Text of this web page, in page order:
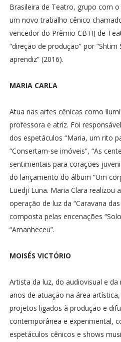
Brasileira de Teatro, grupo com
um novo trabalho cênico
vencedor do Prêmio CBTIJ de
“direção de produção” por
aprendiz” (2016).
MARIA CARLA
Atua nas artes cênicas como
professora e atriz. Foi
dos espetáculos “Maria, um rito
“Consertam-se imóveis”, “As
sentimentais para corações
do lançamento do álbum “Um
Luedji Luna. Maria Clara realizou
operação de luz da “Caravana
composta pelas encenações
“Amanheceu”.
MOISÉS VICTÓRIO
Artista da luz, do audiovisual e
anos de atuação na área
projetos ligados à produção e
contemporânea e experimental,
espetáculos cênicos e shows